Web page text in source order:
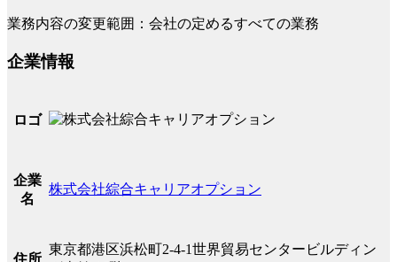
業務内容の変更範囲：会社の定めるすべての業務
企業情報
ロゴ
企業
名
株式会社綜合キャリアオプション
住所
東京都港区浜松町2-4-1世界貿易センタービルディン